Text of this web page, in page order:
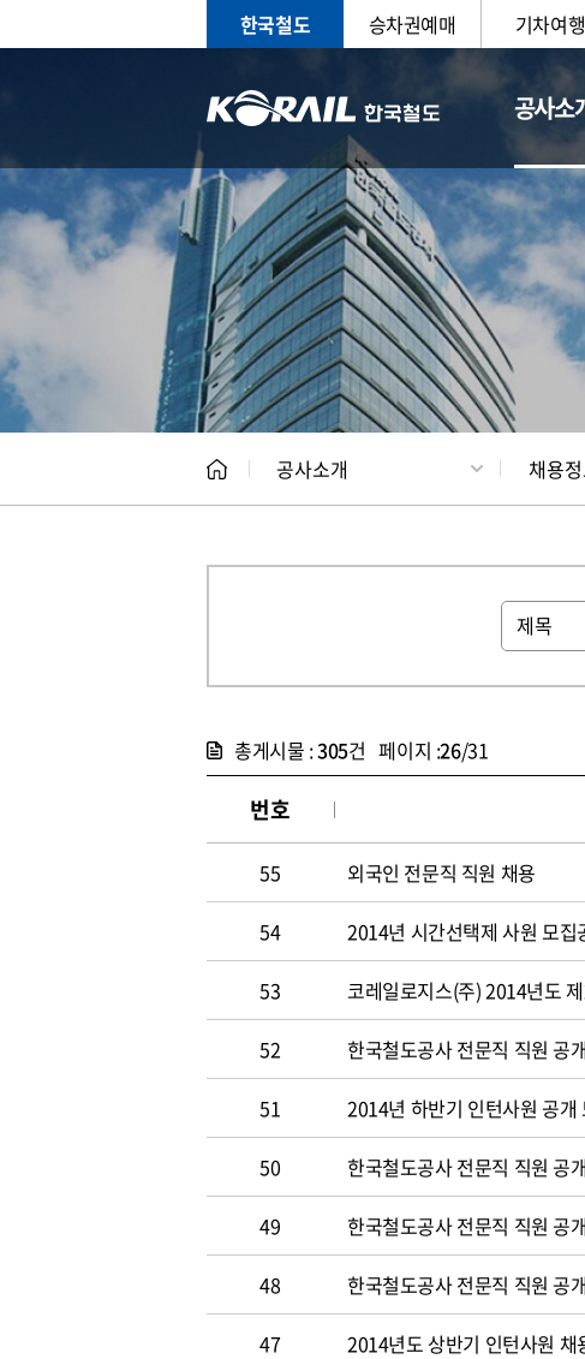
한국철도 승차권예매 기차여행
공사소
CEO 일반현황
공사소개 채용
총게시물 :305건 페이지 :26/31
번호
55 외국인 전문직 직원 채용
54 2014년 시간선택제 사원 모집
53 코레일로지스(주) 2014년도
52 한국철도공사 전문직 직원 공
51 2014년 하반기 인턴사원 공개
50 한국철도공사 전문직 직원 공
49 한국철도공사 전문직 직원 공
48 한국철도공사 전문직 직원 공
47 2014년도 상반기 인턴사원 채